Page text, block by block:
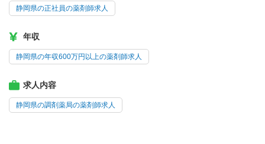
静岡県の正社員の薬剤師求人
年収
静岡県の年収600万円以上の薬剤師求人
求人内容
静岡県の調剤薬局の薬剤師求人